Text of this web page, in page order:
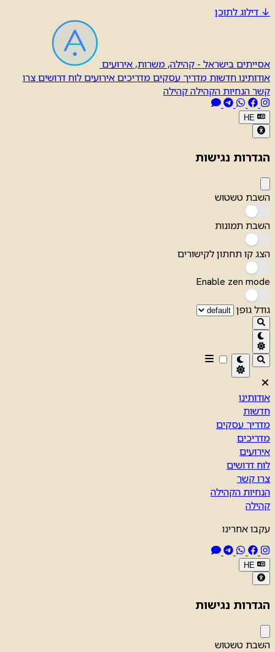
↓ דילוג לתוכן
אסייתים בישראל - קהילה, משרות, אירועים
אודותינוחדשות מדריך עסקיםמדריכיםאירועיםלוח דרושיםצרו
קשרהנחיות הקהילהקהילה
HE
הגדרות נגישות
השבת טשטוש
השבת תמונות
הצג קו תחתון לקישורים
Enable zen mode
גודל גופן
אודותינו
חדשות
מדריך עסקים
מדריכים
אירועים
לוח דרושים
צרו קשר
הנחיות הקהילה
קהילה
עקבו אחרינו
HE
הגדרות נגישות
השבת טשטוש